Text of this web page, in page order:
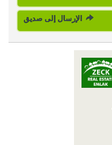
الإرسال إلى صديق